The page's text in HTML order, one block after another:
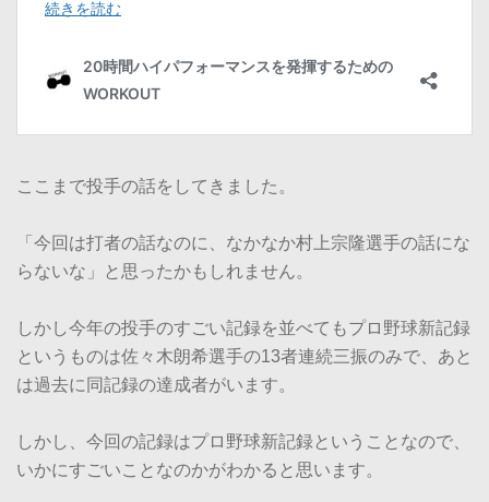
ここまで投手の話をしてきました。
「今回は打者の話なのに、なかなか村上宗隆選手の話にな
らないな」と思ったかもしれません。
しかし今年の投手のすごい記録を並べてもプロ野球新記録
というものは佐々木朗希選手の13者連続三振のみで、あと
は過去に同記録の達成者がいます。
しかし、今回の記録はプロ野球新記録ということなので、
いかにすごいことなのかがわかると思います。